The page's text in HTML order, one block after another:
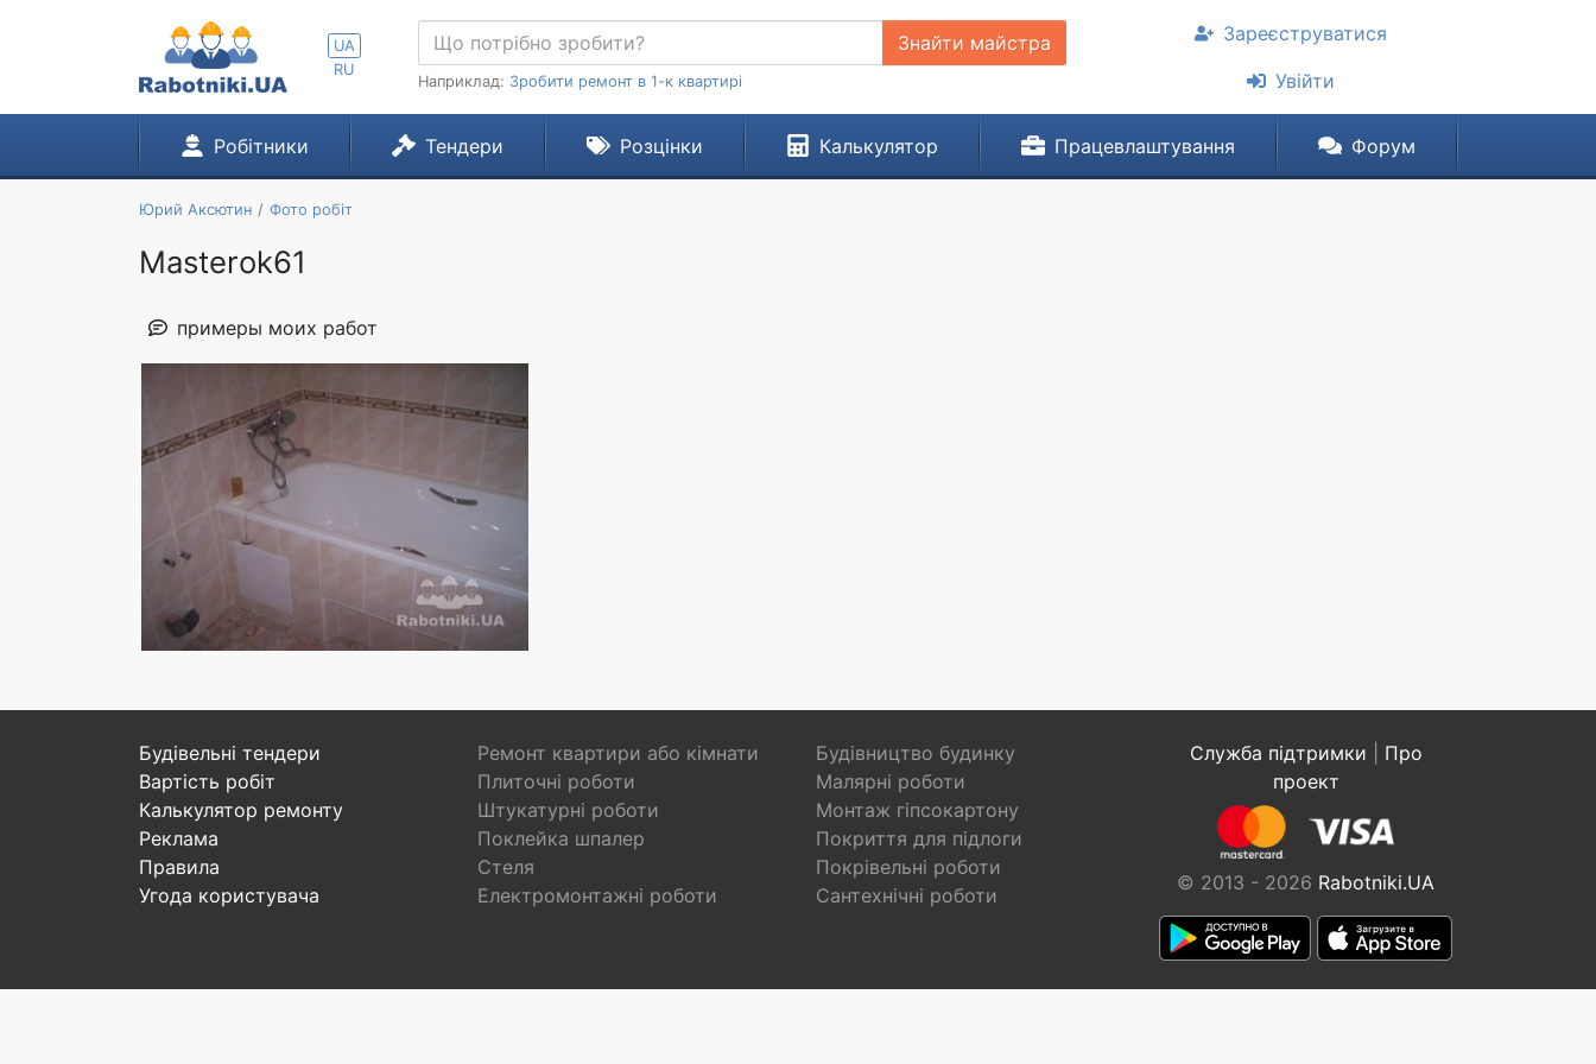
UA
RU
Знайти майстра
Наприклад: Зробити ремонт в 1-к квартирі
Зареєструватися
Увійти
Робітники Тендери Розцінки Калькулятор Працевлаштування Форум
Юрий Аксютин Фото робіт
Masterok61
примеры моих работ
Будівельні тендери
Вартість робіт
Калькулятор ремонту
Реклама
Правила
Угода користувача
Ремонт квартири або кімнати
Будівництво будинку
Плиточні роботи
Малярні роботи
Штукатурні роботи
Монтаж гіпсокартону
Поклейка шпалер
Покриття для підлоги
Стеля
Покрівельні роботи
Електромонтажні роботи
Сантехнічні роботи
Служба підтримки
Про
проект
© 2013 - 2026 Rabotniki.UA